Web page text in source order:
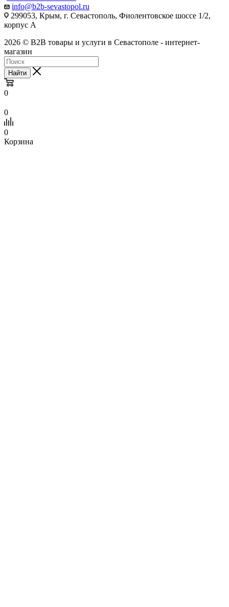
info@b2b-sevastopol.ru
299053, Крым, г. Севастополь, Фиолентовское шоссе 1/2,
корпус А
2026 © B2B товары и услуги в Севастополе - интернет-
магазин
Найти
0
0
0
Корзина